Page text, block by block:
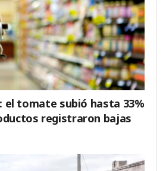
el tomate subió hasta 33%
registraron bajas